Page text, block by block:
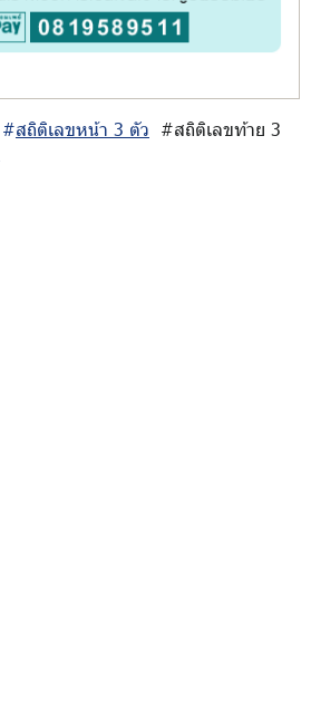
#สถิติเลขหน้า 3 ตัว #สถิติเลขท้าย 3